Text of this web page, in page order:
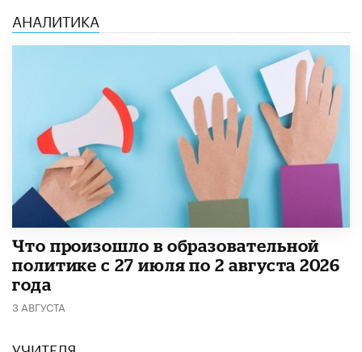
АНАЛИТИКА
​Что произошло в образовательной
политике с 27 июля по 2 августа 2026
года
3 АВГУСТА